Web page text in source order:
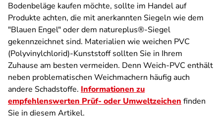
Bodenbeläge kaufen möchte, sollte im Handel auf
Produkte achten, die mit anerkannten Siegeln wie dem
"Blauen Engel" oder dem natureplus®-Siegel
gekennzeichnet sind. Materialien wie weichen PVC
(Polyvinylchlorid)-Kunststoff sollten Sie in Ihrem
Zuhause am besten vermeiden. Denn Weich-PVC enthält
neben problematischen Weichmachern häufig auch
andere Schadstoffe. Informationen zu
empfehlenswerten Prüf- oder Umweltzeichen finden
Sie in diesem Artikel.